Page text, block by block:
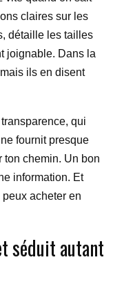
claires sur les
détaille les tailles
joignable. Dans la
ils en disent
qui
fournit presque
ton chemin. Un bon
information. Et
acheter en
séduit autant